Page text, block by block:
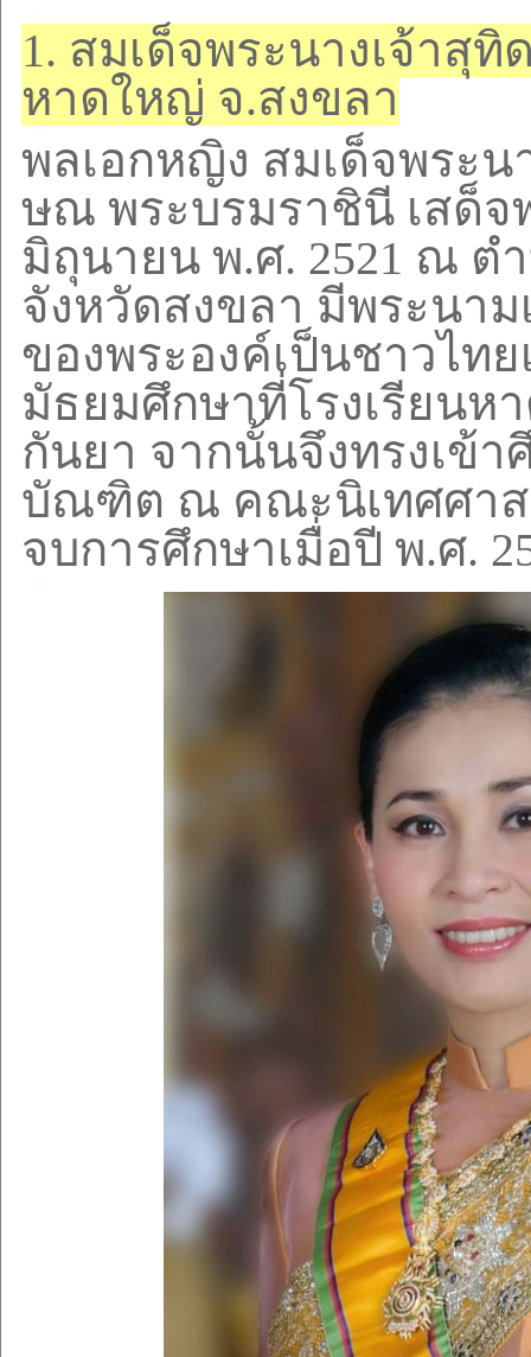
1. สมเด็จพระนางเจ้าสุ
หาดใหญ่ จ.สงขลา
พลเอกหญิง สมเด็จพระ
ษณ พระบรมราชินี เสด็
มิถุนายน พ.ศ. 2521 ณ ต
จังหวัดสงขลา มีพระนา
ของพระองค์เป็นชาวไท
มัธยมศึกษาที่โรงเรียน
กันยา จากนั้นจึงทรงเข้
บัณฑิต ณ คณะนิเทศศา
จบการศึกษาเมื่อปี พ.ศ.